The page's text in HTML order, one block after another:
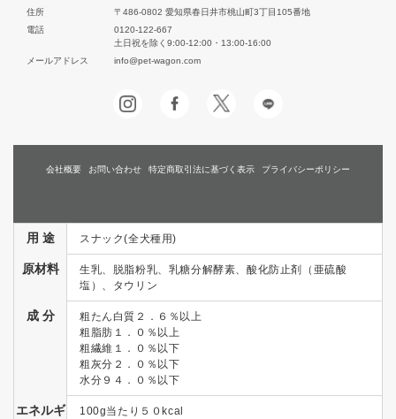
住所
〒486-0802 愛知県春日井市桃山町3丁目105番地
電話
0120-122-667
土日祝を除く9:00-12:00・13:00-16:00
メールアドレス
info@pet-wagon.com
会社概要 お問い合わせ 特定商取引法に基づく表示 プライバシーポリシー
用 途 スナック(全犬種用)
原材料
生乳、脱脂粉乳、乳糖分解酵素、酸化防止剤（亜硫酸
塩）、タウリン
成 分
粗たん白質２．６％以上
粗脂肪１．０％以上
粗繊維１．０％以下
粗灰分２．０％以下
水分９４．０％以下
エネルギ 100g当たり５０kcal